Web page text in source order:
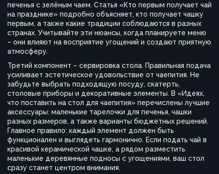
печенья с зелёным чаем. Статья «Кто первым получает чай
на празднике» подробно объясняет, кто получает чашку
первым, а также какие традиции соблюдаются в разных
странах. Учитывайте эти нюансы, когда планируете меню
– они влияют на восприятие угощений и создают приятную
атмосферу.
Третий компонент – сервировка стола. Правильная подача
усиливает эстетическое удовольствие от чаепития. Не
забудьте выбрать подходящую посуду, скатерть,
столовые приборы и декоративные элементы. В «Идеях,
что поставить на стол для чаепития» перечислены лучшие
аксессуары: маленькие тарелочки для печенья, чашки
разных размеров, а также варианты бюджетных решений.
Главное правило: каждый элемент должен быть
функционален и выглядеть гармонично. Если подать чай в
красивой керамической чашке, а рядом разместить
маленькие деревянные подносы с угощениями, ваш стол
сразу станет центром внимания.